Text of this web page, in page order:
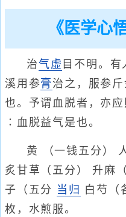
《医学心
治气虚 目不明。有
溪用参膏 治之，服参
也。予谓血脱者，亦
∶血脱益气是也。
黄 （一钱五分）
炙甘草（五分） 升麻
子（五分 当归 白芍（
枚，水煎服。